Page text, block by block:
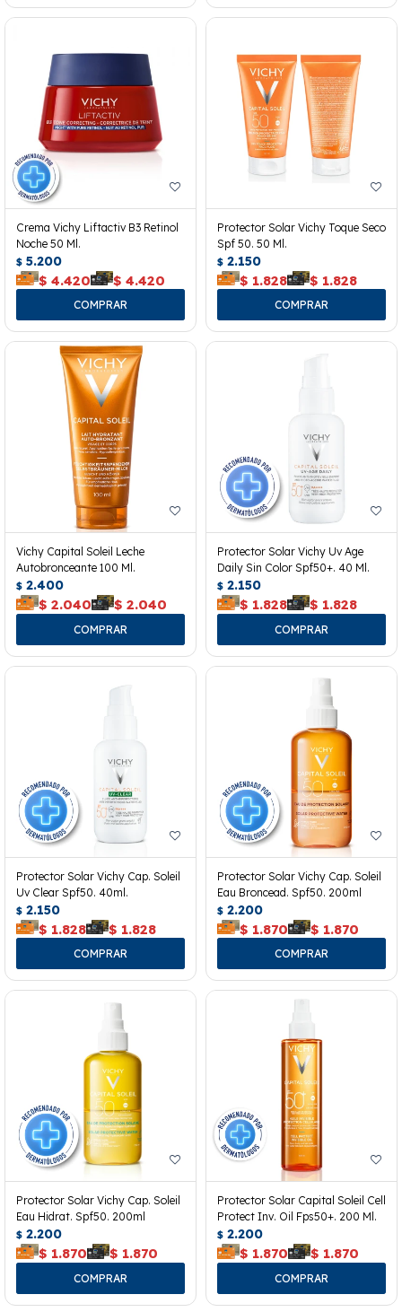
Crema Vichy Liftactiv B3 Retinol
Noche 50 Ml.
$ 5.200
$ 4.420 $ 4.420
Protector Solar Vichy Toque Seco
Spf 50. 50 Ml.
$ 2.150
$ 1.828 $ 1.828
Vichy Capital Soleil Leche
Autobronceante 100 Ml.
$ 2.400
$ 2.040 $ 2.040
Protector Solar Vichy Uv Age
Daily Sin Color Spf50+. 40 Ml.
$ 2.150
$ 1.828 $ 1.828
Protector Solar Vichy Cap. Soleil
Uv Clear Spf50. 40ml.
$ 2.150
$ 1.828 $ 1.828
Protector Solar Vichy Cap. Soleil
Eau Broncead. Spf50. 200ml
$ 2.200
$ 1.870 $ 1.870
Protector Solar Vichy Cap. Soleil
Eau Hidrat. Spf50. 200ml
$ 2.200
$ 1.870 $ 1.870
Protector Solar Capital Soleil Cell
Protect Inv. Oil Fps50+. 200 Ml.
$ 2.200
$ 1.870 $ 1.870